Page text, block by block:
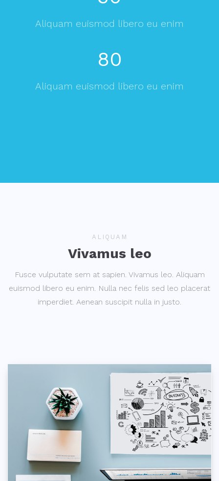
Aliquam euismod libero eu enim
80
Aliquam euismod libero eu enim
ALIQUAM
Vivamus leo
Fusce vulputate sem at sapien. Vivamus leo. Aliquam
euismod libero eu enim. Nulla nec felis sed leo placerat
imperdiet. Aenean suscipit nulla in justo.